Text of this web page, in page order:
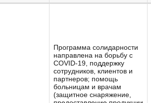
Программа солидарности
направлена на борьбу с
СOVID-19, поддержку
сотрудников, клиентов и
партнеров; помощь
больницам и врачам
(защитное снаряжение,